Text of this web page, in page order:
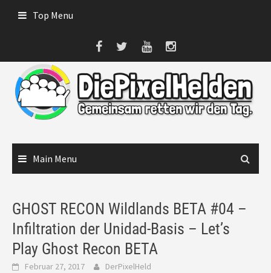
Top Menu
Main Menu
GHOST RECON Wildlands BETA #04 –
Infiltration der Unidad-Basis – Let’s
Play Ghost Recon BETA
Februar 27, 2017 DerPixelHeld